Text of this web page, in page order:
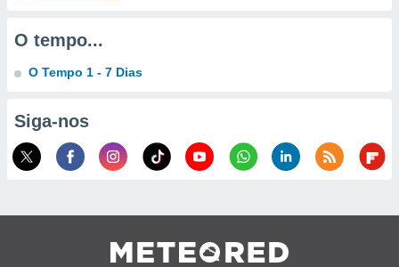
O tempo...
O Tempo 1 - 7 Dias
Siga-nos